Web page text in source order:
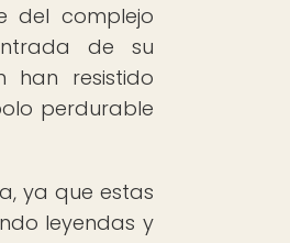
del complejo
de su
han resistido
perdurable
ya que estas
leyendas y